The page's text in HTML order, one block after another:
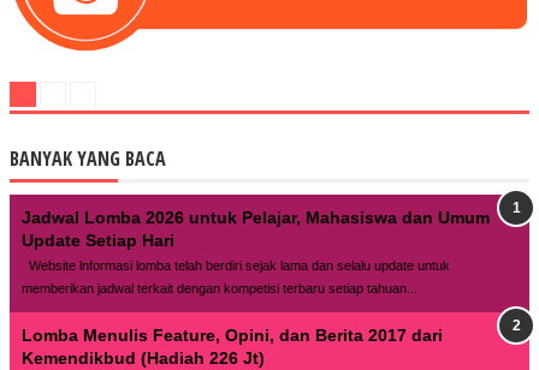
BANYAK YANG BACA
Jadwal Lomba 2026 untuk Pelajar, Mahasiswa dan Umum
Update Setiap Hari
Website lnformasi lomba telah berdiri sejak lama dan selalu update untuk
memberikan jadwal terkait dengan kompetisi terbaru setiap tahuan...
Lomba Menulis Feature, Opini, dan Berita 2017 dari
Kemendikbud (Hadiah 226 Jt)